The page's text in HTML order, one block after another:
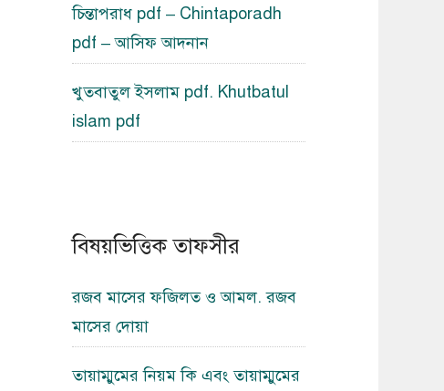
চিন্তাপরাধ pdf – Chintaporadh
pdf – আসিফ আদনান
খুতবাতুল ইসলাম pdf. Khutbatul
islam pdf
বিষয়ভিত্তিক তাফসীর
রজব মাসের ফজিলত ও আমল. রজব
মাসের দোয়া
তায়াম্মুমের নিয়ম কি এবং তায়াম্মুমের